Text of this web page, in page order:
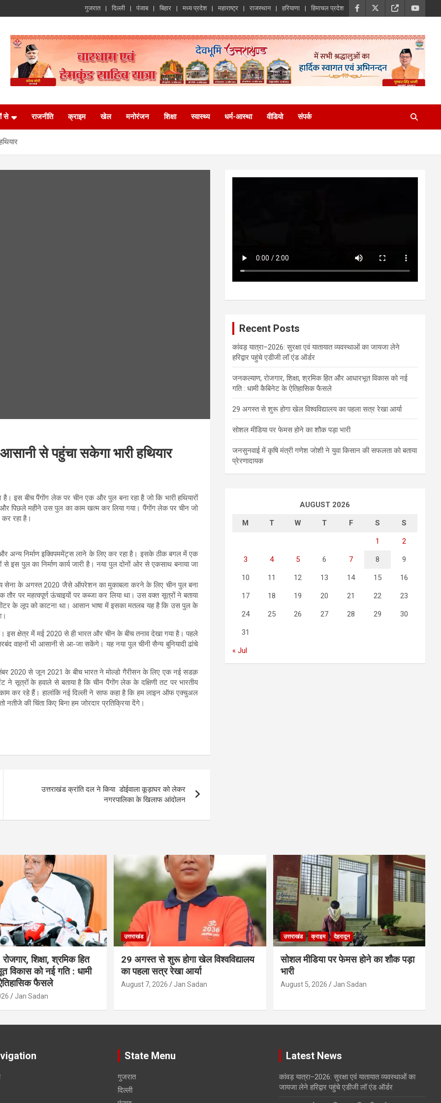
गुजरात दिल्ली पंजाब बिहार मध्य प्रदेश महाराष्ट्र राजस्थान हरियाणा हिमाचल प्रदेश
से राजनीति क्राइम खेल मनोरंजन शिक्षा स्वास्थ्य धर्म-आस्था वीडियो संपर्क
से पहुंचा सकेगा भारी हथियार
इस बीच पैंगोंग लेक पर चीन एक और पुल बना रहा है जो कि भारी हथियारों
पिछले महीने उस पुल का काम खत्म कर लिया गया। पैंगोंग लेक पर चीन जो
रहा है।
अन्य निर्माण इक्विपममेंट्स लाने के लिए कर रहा है। इसके ठीक बगल में एक
इस पुल का निर्माण कार्य जारी है। नया पुल दोनों ओर से एकसाथ बनाया जा
सेना के अगस्त 2020 जैसे ऑपरेशन का मुकाबला करने के लिए चीन पुल बना
पर महत्वपूर्ण ऊंचाइयों पर कब्जा कर लिया था। उस वक्त सूत्रों ने बताया
के लूप को काटना था। आसान भाषा में इसका मतलब यह है कि उस पुल के
इस क्षेत्र में मई 2020 से ही भारत और चीन के बीच तनाव देखा गया है। पहले
वाहनों भी आसानी से आ-जा सकेंगे। यह नया पुल चीनी सैन्य बुनियादी ढांचे
2020 से जून 2021 के बीच भारत ने मोल्डो गैरीसन के लिए एक नई सडक़
ने सूत्रों के हवाले से बताया है कि चीन पैंगोंग लेक के दक्षिणी तट पर भारतीय
कर रहे हैं। हालांकि नई दिल्ली ने साफ कहा है कि हम लाइन ऑफ एक्चुअल
की चिंता किए बिना हम जोरदार प्रतिक्रिया देंगे।
उत्तराखंड क्रांति दल ने किया डोईवाला कूड़ाघर को लेकर
नगरपालिका के खिलाफ आंदोलन
Recent Posts
कांवड़ यात्रा–2026: सुरक्षा एवं यातायात व्यवस्थाओं का जायजा लेने
हरिद्वार पहुंचे एडीजी लॉ एंड ऑर्डर
जनकल्याण, रोजगार, शिक्षा, श्रमिक हित और आधारभूत विकास को नई
गति : धामी कैबिनेट के ऐतिहासिक फैसले
29 अगस्त से शुरू होगा खेल विश्वविद्यालय का पहला सत्र रेखा आर्या
सोशल मीडिया पर फेमस होने का शौक पड़ा भारी
जनसुनवाई में कृषि मंत्री गणेश जोशी ने युवा किसान की सफलता को बताया
प्रेरणादायक
AUGUST 2026
M T W T F S S
1 2
3 4 5 6 7 8 9
10 11 12 13 14 15 16
17 18 19 20 21 22 23
24 25 26 27 28 29 30
31
« Jul
शिक्षा, श्रमिक हित
विकास को नई गति : धामी
फैसले
Jan Sadan
उत्तराखंड
29 अगस्त से शुरू होगा खेल विश्वविद्यालय
का पहला सत्र रेखा आर्या
August 7, 2026 Jan Sadan
उत्तराखंड क्राइम देहरादून
सोशल मीडिया पर फेमस होने का शौक पड़ा
भारी
August 5, 2026 Jan Sadan
State Menu
गुजरात
दिल्ली
Latest News
कांवड़ यात्रा–2026: सुरक्षा एवं यातायात व्यवस्थाओं का
जायजा लेने हरिद्वार पहुंचे एडीजी लॉ एंड ऑर्डर